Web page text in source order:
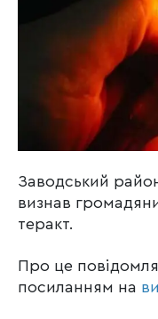
Заводський
визнав
теракт.
Про це
посиланням на